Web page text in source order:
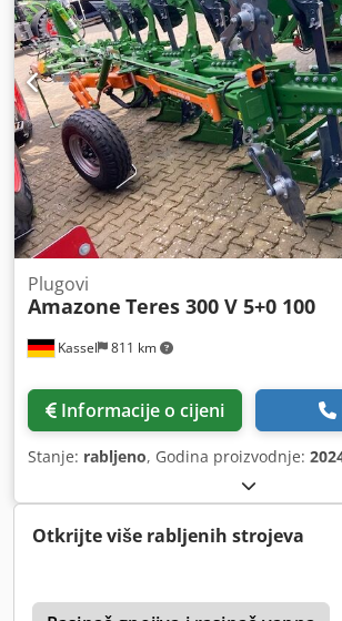
Kassel 811 km
Plugovi
Amazone Teres 300 V 5+0 100
Informacije o cijeni
Stanje: rabljeno, Godina proizvodnje:
Otkrijte više rabljenih strojeva